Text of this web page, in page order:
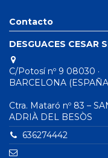
Contacto
DESGUACES CESAR
C/Potosí nº 9 08030 ·
BARCELONA
Ctra. Mataró nº 83 –
ADRIÀ DEL BESÒS
636274442